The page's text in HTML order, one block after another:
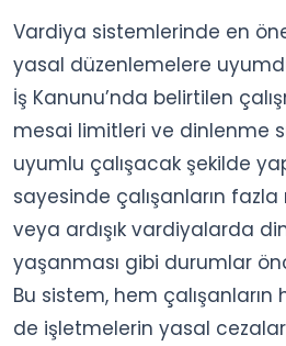
Vardiya sistemlerinde en
yasal düzenlemelere
İş Kanunu’nda belirtilen
mesai limitleri ve dinlenme
uyumlu çalışacak şekilde
sayesinde çalışanların
veya ardışık vardiyalarda
yaşanması gibi durumlar
Bu sistem, hem çalışanların
de işletmelerin yasal